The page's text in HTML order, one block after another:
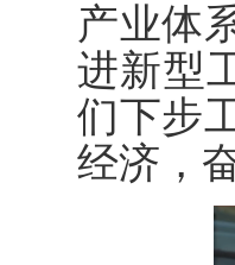
产业体
进新型
们下步
经济，